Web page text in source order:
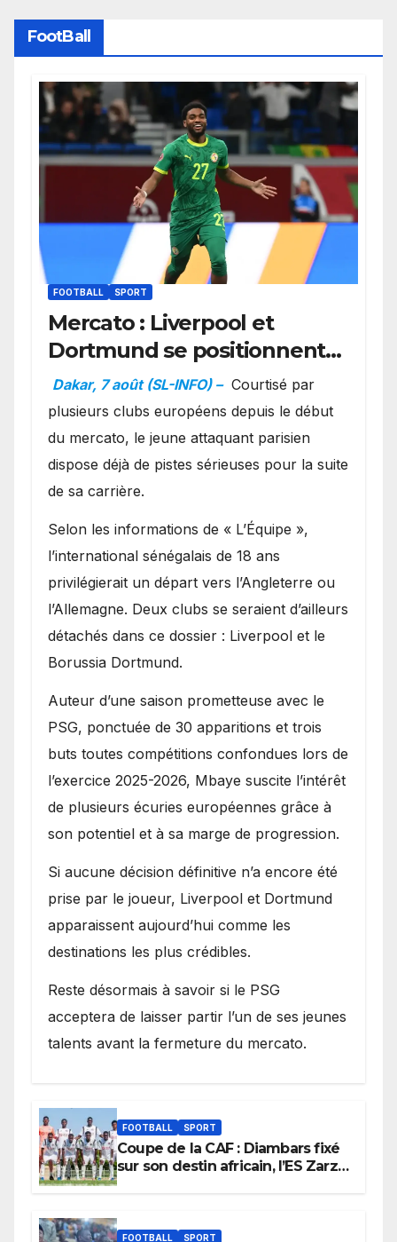
FootBall
FOOTBALL SPORT
Mercato : Liverpool et
Dortmund se positionnent
en favoris pour recruter
Ibrahim Mbaye
Dakar, 7 août (SL-INFO) – Courtisé par
plusieurs clubs européens depuis le début
du mercato, le jeune attaquant parisien
dispose déjà de pistes sérieuses pour la suite
de sa carrière.
Selon les informations de « L’Équipe »,
l’international sénégalais de 18 ans
privilégierait un départ vers l’Angleterre ou
l’Allemagne. Deux clubs se seraient d’ailleurs
détachés dans ce dossier : Liverpool et le
Borussia Dortmund.
Auteur d’une saison prometteuse avec le
PSG, ponctuée de 30 apparitions et trois
buts toutes compétitions confondues lors de
l’exercice 2025-2026, Mbaye suscite l’intérêt
de plusieurs écuries européennes grâce à
son potentiel et à sa marge de progression.
Si aucune décision définitive n’a encore été
prise par le joueur, Liverpool et Dortmund
apparaissent aujourd’hui comme les
destinations les plus crédibles.
Reste désormais à savoir si le PSG
acceptera de laisser partir l’un de ses jeunes
talents avant la fermeture du mercato.
FOOTBALL SPORT
Coupe de la CAF : Diambars fixé
sur son destin africain, l’ES Zarzis
FOOTBALL SPORT